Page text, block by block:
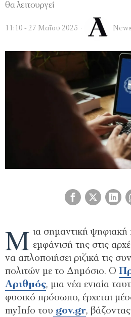
θα λειτουργεί
11:10 - 27 Μαΐου 2025
Μ ια σημαντική ψηφιακή
εμφάνισή της στις
να απλοποιήσει ριζικά τις
πολιτών με το Δημόσιο. Ο
Αριθμός, μια νέα ενιαία
φυσικό πρόσωπο, έρχεται
myInfo του gov.gr,